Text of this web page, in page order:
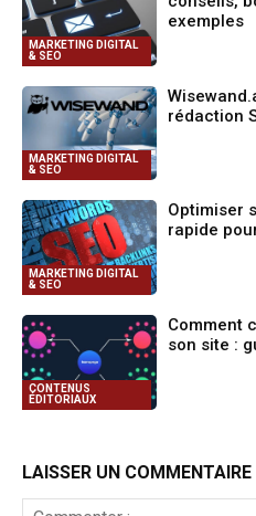
MARKETING DIGITAL
& SEO
exemples
MARKETING DIGITAL
& SEO
rédaction
MARKETING DIGITAL
& SEO
Optimiser
rapide
CONTENUS
ÉDITORIAUX
Comment
son site :
LAISSER UN COMMENTAIRE